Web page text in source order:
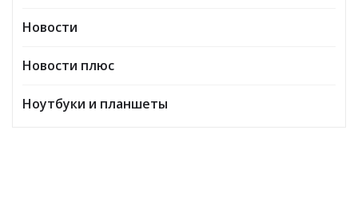
Новости
Новости плюс
Ноутбуки и планшеты